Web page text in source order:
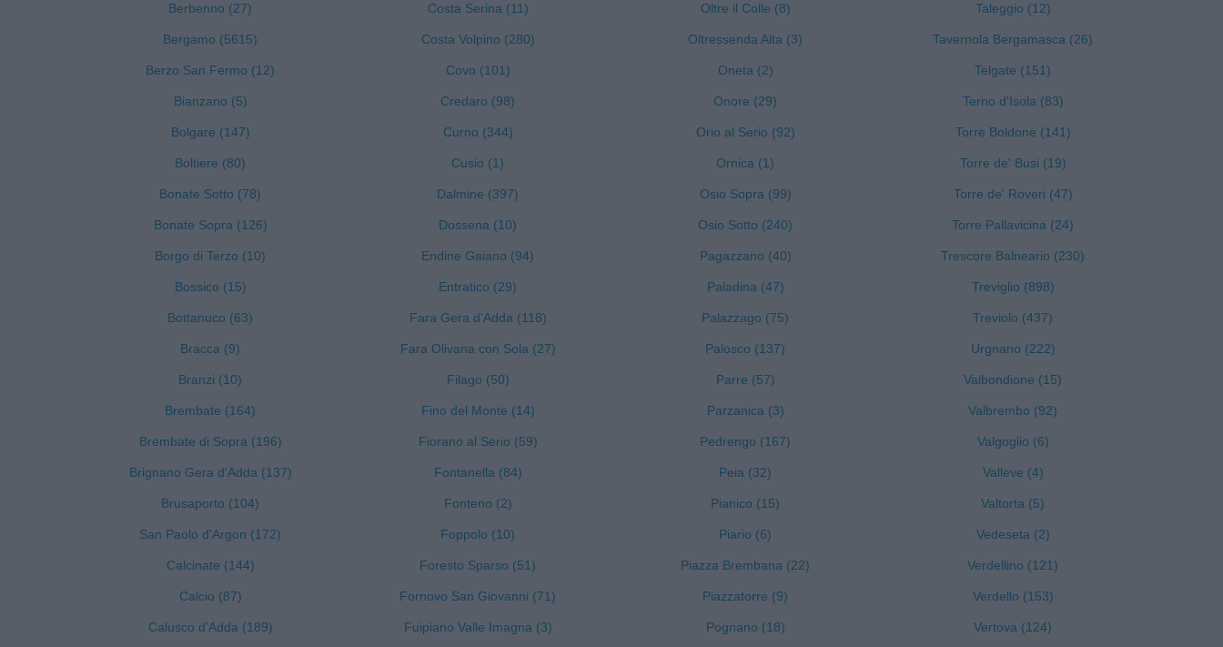
Berbenno (27)
Bergamo (5615)
Berzo San Fermo (12)
Bianzano (5)
Bolgare (147)
Boltiere (80)
Bonate Sotto (78)
Bonate Sopra (126)
Borgo di Terzo (10)
Bossico (15)
Bottanuco (63)
Bracca (9)
Branzi (10)
Brembate (164)
Brembate di Sopra (196)
Brignano Gera d'Adda (137)
Brusaporto (104)
San Paolo d'Argon (172)
Calcinate (144)
Calcio (87)
Calusco d'Adda (189)
Costa Serina (11)
Costa Volpino (280)
Covo (101)
Credaro (98)
Curno (344)
Cusio (1)
Dalmine (397)
Dossena (10)
Endine Gaiano (94)
Entratico (29)
Fara Gera d'Adda (118)
Fara Olivana con Sola (27)
Filago (50)
Fino del Monte (14)
Fiorano al Serio (59)
Fontanella (84)
Fonteno (2)
Foppolo (10)
Foresto Sparso (51)
Fornovo San Giovanni (71)
Fuipiano Valle Imagna (3)
Oltre il Colle (8)
Oltressenda Alta (3)
Oneta (2)
Onore (29)
Orio al Serio (92)
Ornica (1)
Osio Sopra (99)
Osio Sotto (240)
Pagazzano (40)
Paladina (47)
Palazzago (75)
Palosco (137)
Parre (57)
Parzanica (3)
Pedrengo (167)
Peia (32)
Pianico (15)
Piario (6)
Piazza Brembana (22)
Piazzatorre (9)
Pognano (18)
Taleggio (12)
Tavernola Bergamasca (26)
Telgate (151)
Terno d'Isola (83)
Torre Boldone (141)
Torre de' Busi (19)
Torre de' Roveri (47)
Torre Pallavicina (24)
Trescore Balneario (230)
Treviglio (898)
Treviolo (437)
Urgnano (222)
Valbondione (15)
Valbrembo (92)
Valgoglio (6)
Valleve (4)
Valtorta (5)
Vedeseta (2)
Verdellino (121)
Verdello (153)
Vertova (124)